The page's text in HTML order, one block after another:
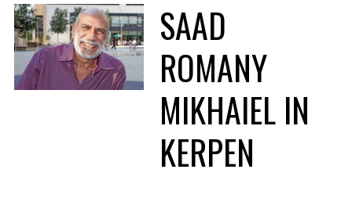
SAAD
ROMANY
MIKHAIEL IN
KERPEN